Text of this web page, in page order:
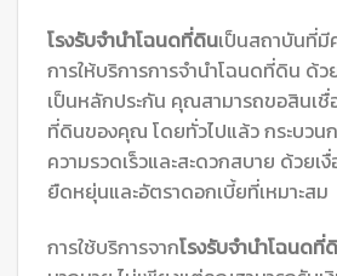
โรงรับจำนำโฉนดที่ดินเป็นสถาบันที่มี
การให้บริการการจำนำโฉนดที่ดิน ด้
เป็นหลักประกัน คุณสามารถขอสินเชื่
ที่ดินของคุณ โดยทั่วไปแล้ว กระบวน
ความรวดเร็วและสะดวกสบาย ด้วยเ
ยืดหยุ่นและอัตราดอกเบี้ยที่เหมาะสม
การใช้บริการจากโรงรับจำนำโฉนดที่